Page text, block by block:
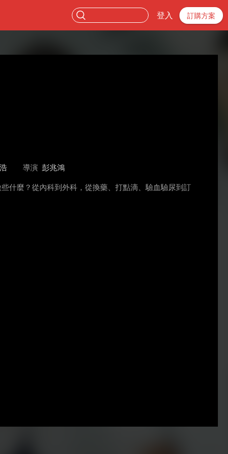
登入 訂購方案
導演 彭兆鴻
什麼？從內科到外科，從換藥、打點滴、驗血驗尿到訂